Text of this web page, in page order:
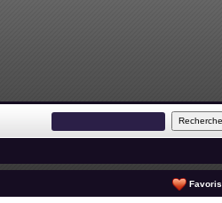
Favoris